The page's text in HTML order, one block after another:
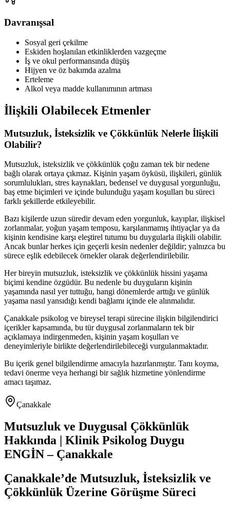
Davranışsal
Sosyal geri çekilme
Eskiden hoşlanılan etkinliklerden vazgeçme
İş ve okul performansında düşüş
Hijyen ve öz bakımda azalma
Erteleme
Alkol veya madde kullanımının artması
İlişkili Olabilecek Etmenler
Mutsuzluk, İsteksizlik ve Çökkünlük Nelerle İlişkili
Olabilir?
Mutsuzluk, isteksizlik ve çökkünlük çoğu zaman tek bir nedene
bağlı olarak ortaya çıkmaz. Kişinin yaşam öyküsü, ilişkileri, günlük
sorumlulukları, stres kaynakları, bedensel ve duygusal yorgunluğu,
baş etme biçimleri ve içinde bulunduğu yaşam koşulları bu süreci
farklı şekillerde etkileyebilir.
Bazı kişilerde uzun süredir devam eden yorgunluk, kayıplar, ilişkisel
zorlanmalar, yoğun yaşam temposu, karşılanmamış ihtiyaçlar ya da
kişinin kendisine karşı eleştirel tutumu bu duygularla ilişkili olabilir.
Ancak bunlar herkes için geçerli kesin nedenler değildir; yalnızca bu
sürece eşlik edebilecek örnekler olarak değerlendirilebilir.
Her bireyin mutsuzluk, isteksizlik ve çökkünlük hissini yaşama
biçimi kendine özgüdür. Bu nedenle bu duyguların kişinin
yaşamında nasıl yer tuttuğu, hangi dönemlerde arttığı ve günlük
yaşama nasıl yansıdığı kendi bağlamı içinde ele alınmalıdır.
Çanakkale psikolog ve bireysel terapi sürecine ilişkin bilgilendirici
içerikler kapsamında, bu tür duygusal zorlanmaların tek bir
açıklamaya indirgenmeden, kişinin yaşam koşulları ve
deneyimleriyle birlikte değerlendirilebileceği vurgulanmaktadır.
Bu içerik genel bilgilendirme amacıyla hazırlanmıştır. Tanı koyma,
tedavi önerme veya herhangi bir sağlık hizmetine yönlendirme
amacı taşımaz.
Çanakkale
Mutsuzluk ve Duygusal Çökkünlük
Hakkında | Klinik Psikolog Duygu
ENGİN – Çanakkale
Çanakkale’de Mutsuzluk, İsteksizlik ve
Çökkünlük Üzerine Görüşme Süreci